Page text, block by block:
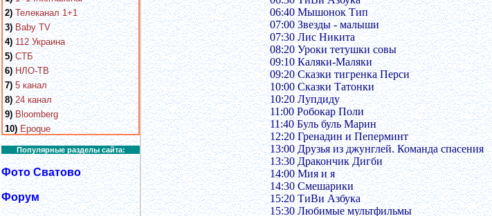
2) Телеканал 1+1
3) Baby TV
4) 112 Украина
5) СТБ
6) НЛО-ТВ
7) 5 канал
8) 24 канал
9) Bloomberg
10) Epoque
Популярные разделы сайта:
Фото Сватово
Форум
06:40 Мышонок Тип
07:00 Звезды - малыши
07:30 Лис Никита
08:20 Уроки тетушки совы
09:10 Каляки-Маляки
09:20 Сказки тигренка Перси
10:00 Сказки Татонки
10:20 Лупдиду
11:00 Робокар Поли
11:40 Буль буль Марин
12:20 Гренадин и Пеперминт
13:00 Друзья из джунглей. Команда спасения
13:30 Дракончик Дигби
14:00 Мия и я
14:30 Смешарики
15:20 ТиВи Азбука
15:30 Любимые мультфильмы